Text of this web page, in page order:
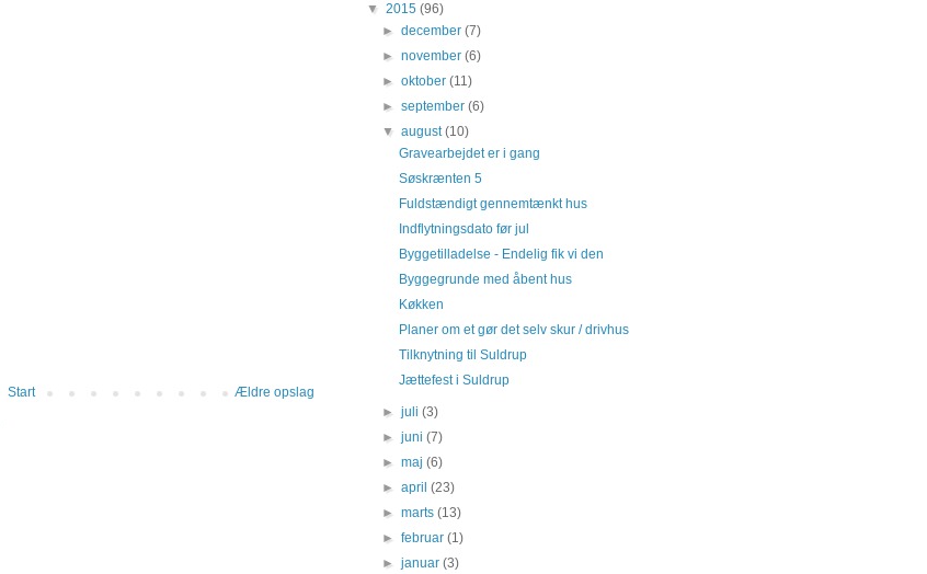
Ældre opslag
Start
▼ 2015 (96)
►december(7)
►november(6)
►oktober(11)
►september(6)
▼august(10)
Gravearbejdet er i gang
Søskrænten 5
Fuldstændigt gennemtænkt hus
Indflytningsdato før jul
Byggetilladelse - Endelig fik vi den
Byggegrunde med åbent hus
Køkken
Planer om et gør det selv skur / drivhus
Tilknytning til Suldrup
Jættefest i Suldrup
►juli(3)
►juni(7)
►maj(6)
►april(23)
►marts(13)
►februar(1)
►januar(3)